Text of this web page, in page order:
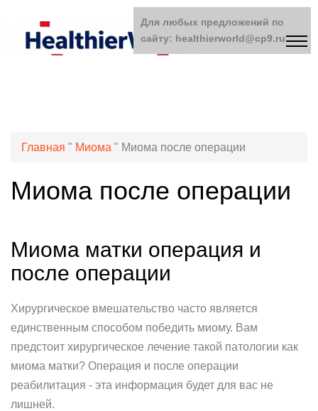
Главная " Миома " Миома после операции
Миома после операции
Миома матки операция и
после операции
Хирургическое вмешательство часто является
единственным способом победить миому. Вам
предстоит хирургическое лечение такой патологии как
миома матки? Операция и после операции
реабилитация - эта информация будет для вас не
лишней.
Для любых предложений по
сайту: healthierworld@cp9.ru